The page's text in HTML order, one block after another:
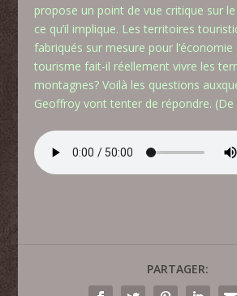
propose un point de vue critique sur
ce qu’il implique. Les territoires
fabriqués sur mesure pour
tourisme fait-il réellement vivre les
montagnes? Voilà les questions
Geoffroy vont tenter de répondre. (De
PARTAGER: